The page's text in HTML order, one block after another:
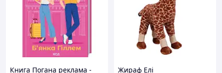
Книга Погана реклама - Жираф Елі